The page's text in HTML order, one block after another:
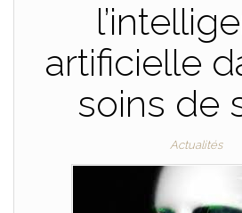
artificielle
soins de
Actualités